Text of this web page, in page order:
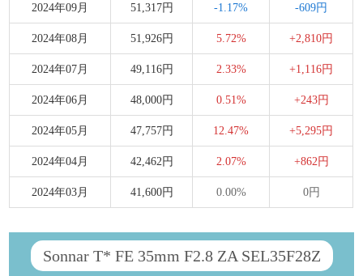
2024年09月 51,317円 -1.17% -609円
2024年08月 51,926円 5.72% +2,810円
2024年07月 49,116円 2.33% +1,116円
2024年06月 48,000円 0.51% +243円
2024年05月 47,757円 12.47% +5,295円
2024年04月 42,462円 2.07% +862円
2024年03月 41,600円 0.00% 0円
Sonnar T* FE 35mm F2.8 ZA SEL35F28Z